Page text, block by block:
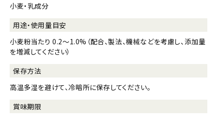
小麦・乳成分
用途・使用量目安
小麦粉当たり 0.2～1.0%（配合、製法、機械などを考慮し、添加量
を増減してください）
保存方法
高温多湿を避けて、冷暗所に保存してください。
賞味期限